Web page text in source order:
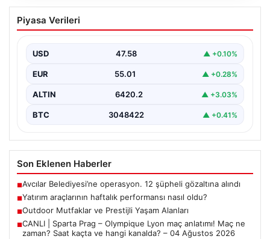
Yatırım araçlarının haftalık performansı
nasıl oldu?
Piyasa Verileri
USD 47.58 ▲ +0.10%
EUR 55.01 ▲ +0.28%
ALTIN 6420.2 ▲ +3.03%
BTC 3048422 ▲ +0.41%
Son Eklenen Haberler
■Avcılar Belediyesi’ne operasyon. 12 şüpheli gözaltına alındı
■Yatırım araçlarının haftalık performansı nasıl oldu?
■Outdoor Mutfaklar ve Prestijli Yaşam Alanları
■CANLI | Sparta Prag – Olympique Lyon maç anlatımı! Maç ne
zaman? Saat kaçta ve hangi kanalda? – 04 Ağustos 2026